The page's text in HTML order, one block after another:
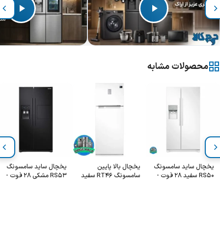
محصولات مشابه
یخچال ساید سامسونگ
RS50 سفید 28 فوت -
یخچال بالا پایین
سامسونگ RT46 سفید
یخچال ساید سامسونگ
RS53 مشکی 28 فوت -